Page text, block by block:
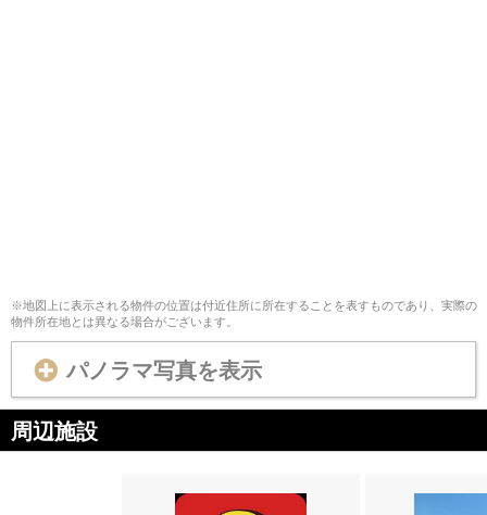
※地図上に表示される物件の位置は付近住所に所在することを表すものであり、実際の
物件所在地とは異なる場合がございます。
パノラマ写真を表示
周辺施設